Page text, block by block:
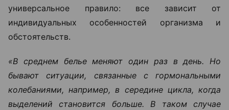
универсальное правило: все зависит от
индивидуальных особенностей организма и
обстоятельств.
«В среднем белье меняют один раз в день. Но
бывают ситуации, связанные с гормональными
колебаниями, например, в середине цикла, когда
выделений становится больше. В таком случае